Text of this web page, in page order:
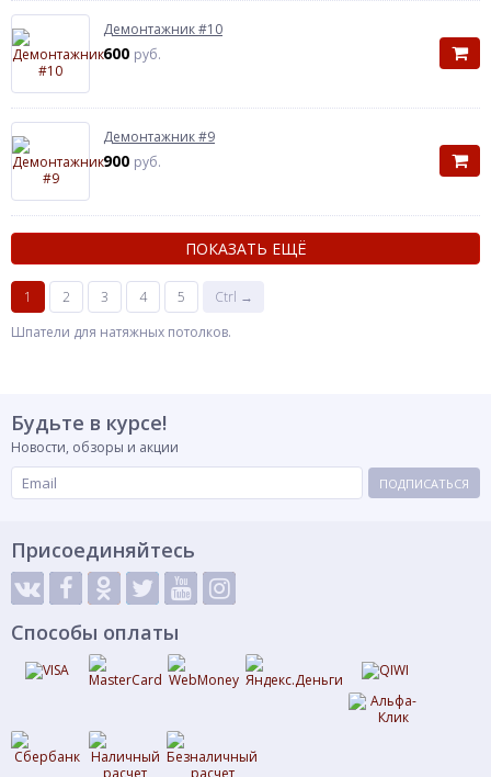
Демонтажник #10
600 руб.
Демонтажник #9
900 руб.
ПОКАЗАТЬ ЕЩЁ
1 2 3 4 5
Ctrl →
Шпатели для натяжных потолков.
Будьте в курсе!
Новости, обзоры и акции
ПОДПИСАТЬСЯ
Присоединяйтесь
Способы оплаты